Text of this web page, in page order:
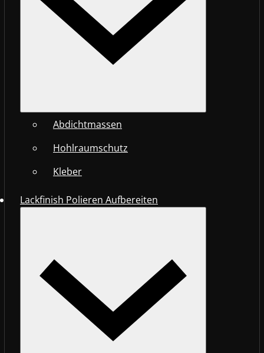
Abdichtmassen
Hohlraumschutz
Kleber
Lackfinish Polieren Aufbereiten